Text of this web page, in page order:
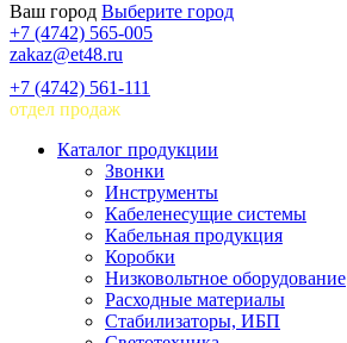
Ваш город Выберите город
+7 (4742) 565-005
zakaz@et48.ru
+7 (4742) 561-111
отдел продаж
Каталог продукции
Звонки
Инструменты
Кабеленесущие системы
Кабельная продукция
Коробки
Низковольтное оборудование
Расходные материалы
Стабилизаторы, ИБП